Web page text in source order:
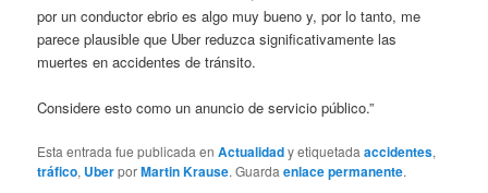
por un conductor ebrio es algo muy bueno y, por lo tanto, me
parece plausible que Uber reduzca significativamente las
muertes en accidentes de tránsito.
Considere esto como un anuncio de servicio público.”
Esta entrada fue publicada enActualidady etiquetadaaccidentes,
tráfico, UberporMartin Krause. Guardaenlace permanente.